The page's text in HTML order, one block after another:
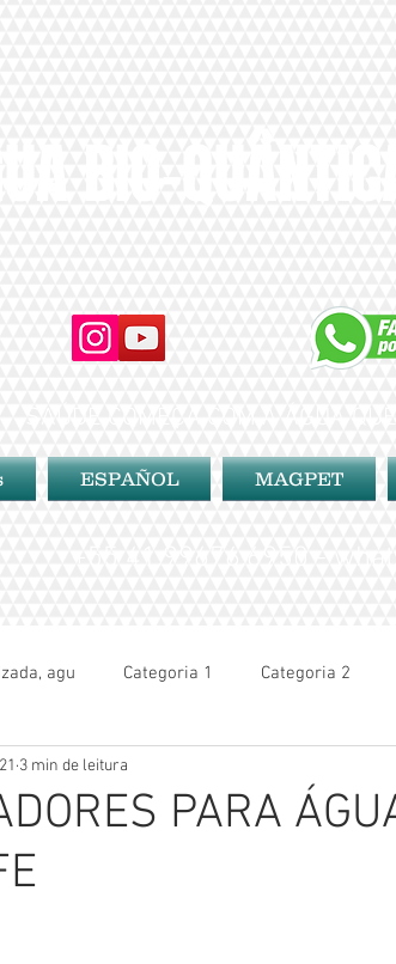
ESPAÑOL MAGPET
agu Categoria 1 Categoria 2
PARA
3 min de leitura